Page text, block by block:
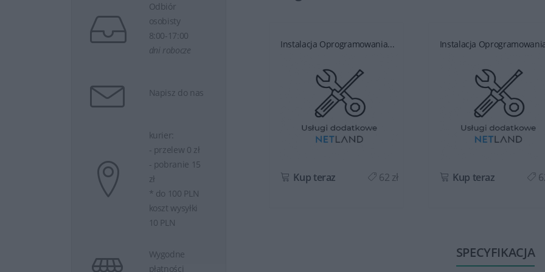
Odbiór
osobisty
8:00-17:00
dni robocze
Napisz do nas
kurier:
- przelew 0 zł
- pobranie 15
zł
* do 100 PLN
koszt wysyłki
10 PLN
Wygodne
płatności
Instalacja Oprogramowania...
Kup teraz
Instalacja Oprogramowania...
Kup teraz 62 zł
Instalacja
Kup teraz
SPECYFIKACJA